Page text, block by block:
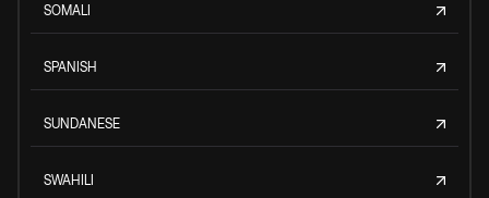
SOMALI
SPANISH
SUNDANESE
SWAHILI